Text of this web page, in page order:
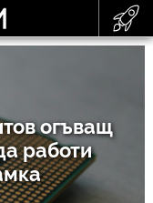
огъващ
работи